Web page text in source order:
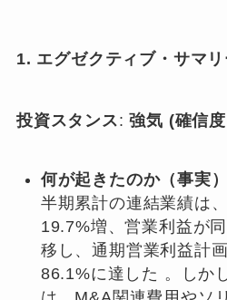
1. エグゼクティブ・サマリ
投資スタンス:強気 (確信
何が起きたのか（事実）
半期累計の連結業績は
19.7%増、営業利益が
移し、通期営業利益計
86.1%に達した 。しか